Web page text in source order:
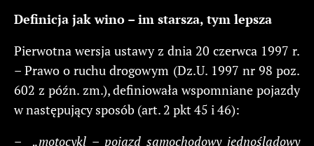
Definicja jak wino – im starsza, tym lepsza
Pierwotna wersja ustawy z dnia 20 czerwca 1997 r.
– Prawo o ruchu drogowym (Dz.U. 1997 nr 98 poz.
602 z późn. zm.), definiowała wspomniane pojazdy
w następujący sposób (art. 2 pkt 45 i 46):
– „motocykl –pojazdsamochodowyjednośladowy